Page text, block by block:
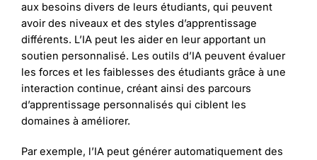
aux besoins divers de leurs étudiants, qui peuvent
avoir des niveaux et des styles d’apprentissage
différents. L’IA peut les aider en leur apportant un
soutien personnalisé. Les outils d’IA peuvent évaluer
les forces et les faiblesses des étudiants grâce à une
interaction continue, créant ainsi des parcours
d’apprentissage personnalisés qui ciblent les
domaines à améliorer.
Par exemple, l’IA peut générer automatiquement des